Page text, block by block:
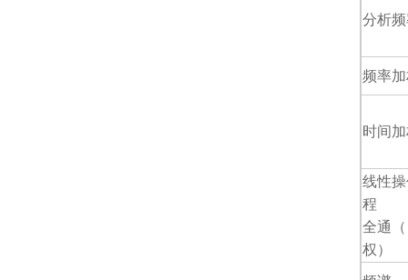
分析
频率
时间
线性
程
全通
权）